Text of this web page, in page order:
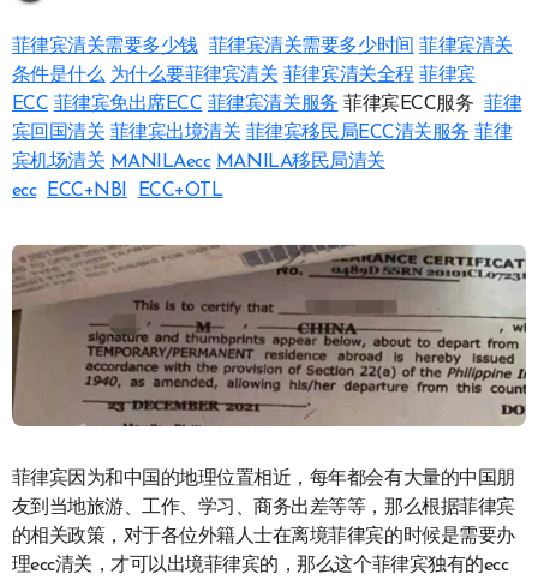
菲律宾清关需要多少钱 菲律宾清关需要多少时间 菲律宾清关
条件是什么 为什么要菲律宾清关 菲律宾清关全程 菲律宾
ECC 菲律宾免出席ECC 菲律宾清关服务 菲律宾ECC服务菲律
宾回国清关 菲律宾出境清关 菲律宾移民局ECC清关服务 菲律
宾机场清关 MANILAecc MANILA移民局清关
ecc
ECC+NBI ECC+OTL
菲律宾因为和中国的地理位置相近，每年都会有大量的中国朋
友到当地旅游、工作、学习、商务出差等等，那么根据菲律宾
的相关政策，对于各位外籍人士在离境菲律宾的时候是需要办
理ecc清关，才可以出境菲律宾的，那么这个菲律宾独有的ecc